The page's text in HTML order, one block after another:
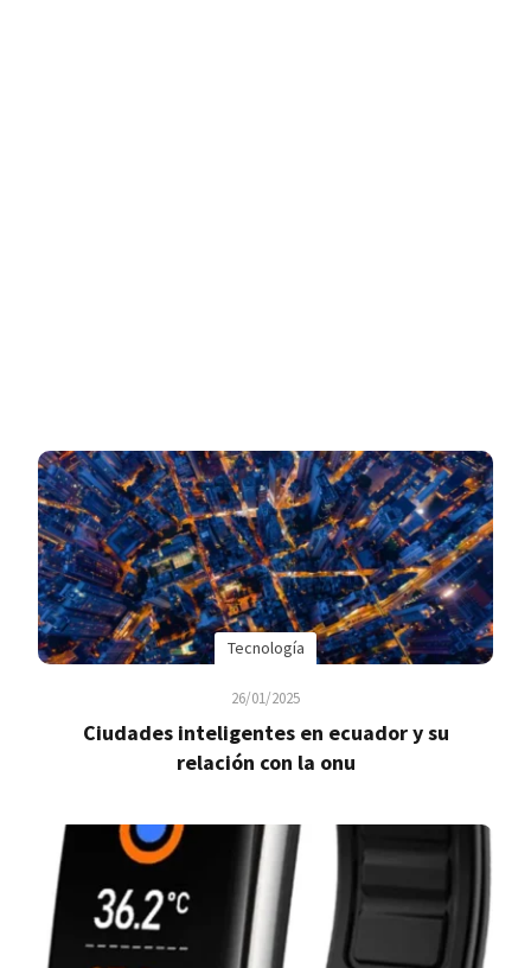
Tecnología
26/01/2025
Ciudades inteligentes en ecuador y su
relación con la onu